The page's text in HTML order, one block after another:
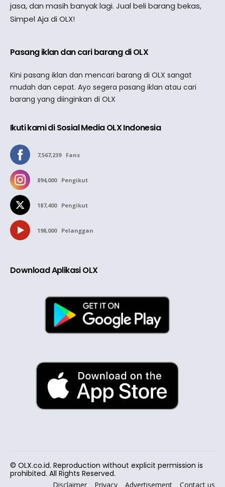
jasa, dan masih banyak lagi. Jual beli barang bekas,
Simpel Aja di OLX!
Pasang iklan dan cari barang di OLX
Kini pasang iklan dan mencari barang di OLX sangat
mudah dan cepat. Ayo segera pasang iklan atau cari
barang yang diinginkan di OLX
Ikuti kami di Sosial Media OLX Indonesia
7,567,239 Fans
894,000 Pengikut
187,400 Pengikut
198,000 Pelanggan
Download Aplikasi OLX
© OLX.co.id. Reproduction without explicit permission is
prohibited. All Rights Reserved.
Disclaimer Privacy Advertisement Contact us